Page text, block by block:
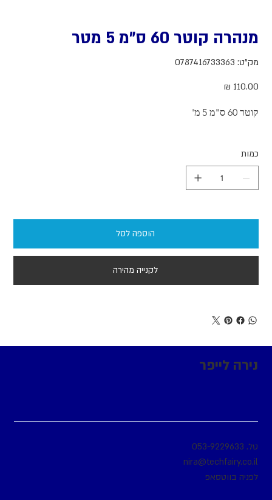
מנהרה קוטר 60 ס"מ 5 מטר
מק"ט:
מק"ט
0787416733363
0787416733363
קוטר 60 ס"מ 5 מ'
כמות
הוספה לסל
לקנייה מהירה
נירה לייפר
טל. 053-9229633
nira@techfairy.co.il
לפניה בווטסאפ